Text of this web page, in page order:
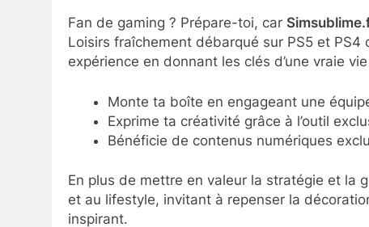
Fan de gaming ? Prépare-toi, car
Loisirs fraîchement débarqué sur PS5 et
expérience en donnant les clés d’une vraie
Monte ta boîte en engageant une
Exprime ta créativité grâce à l’outil
Bénéficie de contenus numériques
En plus de mettre en valeur la stratégie et la
et au lifestyle, invitant à repenser la
inspirant.